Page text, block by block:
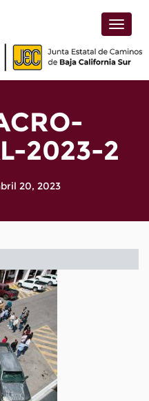
Toggle
2023-2
20, 2023